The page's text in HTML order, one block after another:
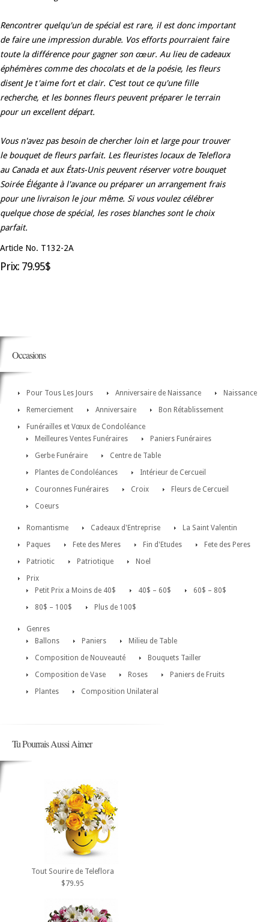
Rencontrer quelqu'un de spécial est rare, il est donc important
de faire une impression durable. Vos efforts pourraient faire
toute la différence pour gagner son cœur. Au lieu de cadeaux
éphémères comme des chocolats et de la poésie, les fleurs
disent Je t'aime fort et clair. C'est tout ce qu'une fille
recherche, et les bonnes fleurs peuvent préparer le terrain
pour un excellent départ.
Vous n'avez pas besoin de chercher loin et large pour trouver
le bouquet de fleurs parfait. Les fleuristes locaux de Teleflora
au Canada et aux États-Unis peuvent réserver votre bouquet
Soirée Élégante à l'avance ou préparer un arrangement frais
pour une livraison le jour même. Si vous voulez célébrer
quelque chose de spécial, les roses blanches sont le choix
parfait.
Article No. T132-2A
Prix: 79.95$
Occasions
Pour Tous Les Jours Anniversaire de Naissance
Naissance
Remerciement
Anniversaire
Bon Rétablissement
Funérailles et Vœux de Condoléance
Meilleures Ventes Funéraires
Paniers Funéraires
Gerbe Funéraire
Centre de Table
Plantes de Condoléances
Intérieur de Cercueil
Couronnes Funéraires
Croix
Fleurs de Cercueil
Coeurs
Romantisme Cadeaux d'Entreprise
La Saint Valentin
Paques
Fete des Meres Fin d'Etudes
Fete des Peres
Patriotic
Patriotique
Noel
Prix
Petit Prix a Moins de 40$
40$ – 60$
60$ – 80$
80$ – 100$
Plus de 100$
Genres
Ballons
Paniers
Milieu de Table
Composition de Nouveauté
Bouquets Tailler
Composition de Vase
Roses
Paniers de Fruits
Plantes
Composition Unilateral
Tu Pourrais Aussi Aimer
Tout Sourire de Teleflora
$79.95